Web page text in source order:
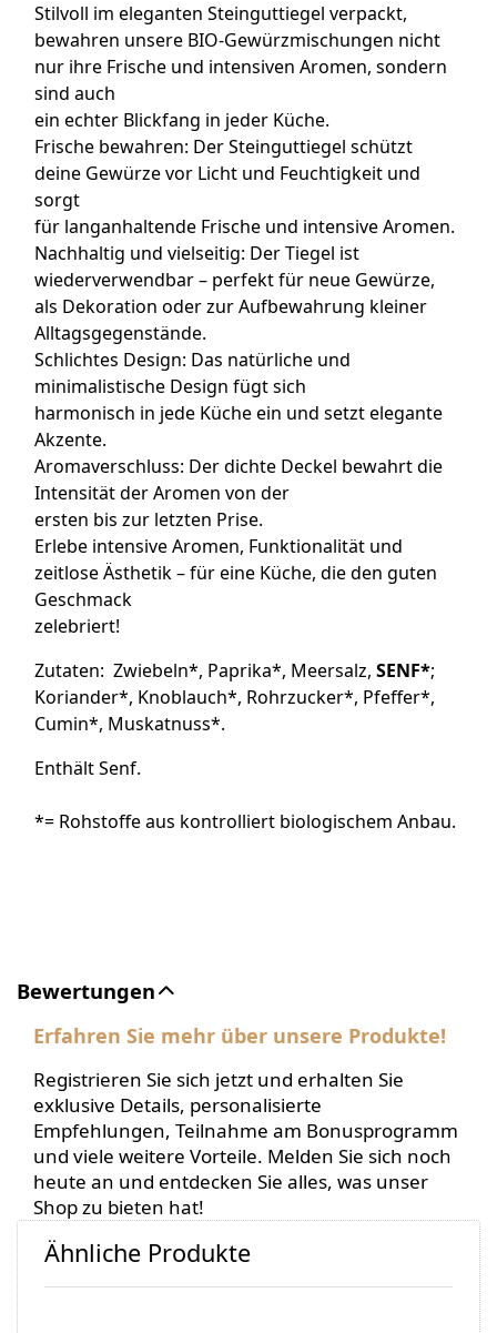
Stilvoll im eleganten Steinguttiegel verpackt,
bewahren unsere BIO-Gewürzmischungen nicht
nur ihre Frische und intensiven Aromen, sondern
sind auch
ein echter Blickfang in jeder Küche.
Frische bewahren: Der Steinguttiegel schützt
deine Gewürze vor Licht und Feuchtigkeit und
sorgt
für langanhaltende Frische und intensive Aromen.
Nachhaltig und vielseitig: Der Tiegel ist
wiederverwendbar – perfekt für neue Gewürze,
als Dekoration oder zur Aufbewahrung kleiner
Alltagsgegenstände.
Schlichtes Design: Das natürliche und
minimalistische Design fügt sich
harmonisch in jede Küche ein und setzt elegante
Akzente.
Aromaverschluss: Der dichte Deckel bewahrt die
Intensität der Aromen von der
ersten bis zur letzten Prise.
Erlebe intensive Aromen, Funktionalität und
zeitlose Ästhetik – für eine Küche, die den guten
Geschmack
zelebriert!
Zutaten: Zwiebeln*, Paprika*, Meersalz, SENF*;
Koriander*, Knoblauch*, Rohrzucker*, Pfeffer*,
Cumin*, Muskatnuss*.
Enthält Senf.
*= Rohstoffe aus kontrolliert biologischem Anbau.
Bewertungen
Erfahren Sie mehr über unsere Produkte!
Registrieren Sie sich jetzt und erhalten Sie
exklusive Details, personalisierte
Empfehlungen, Teilnahme am Bonusprogramm
und viele weitere Vorteile. Melden Sie sich noch
heute an und entdecken Sie alles, was unser
Shop zu bieten hat!
Ähnliche Produkte